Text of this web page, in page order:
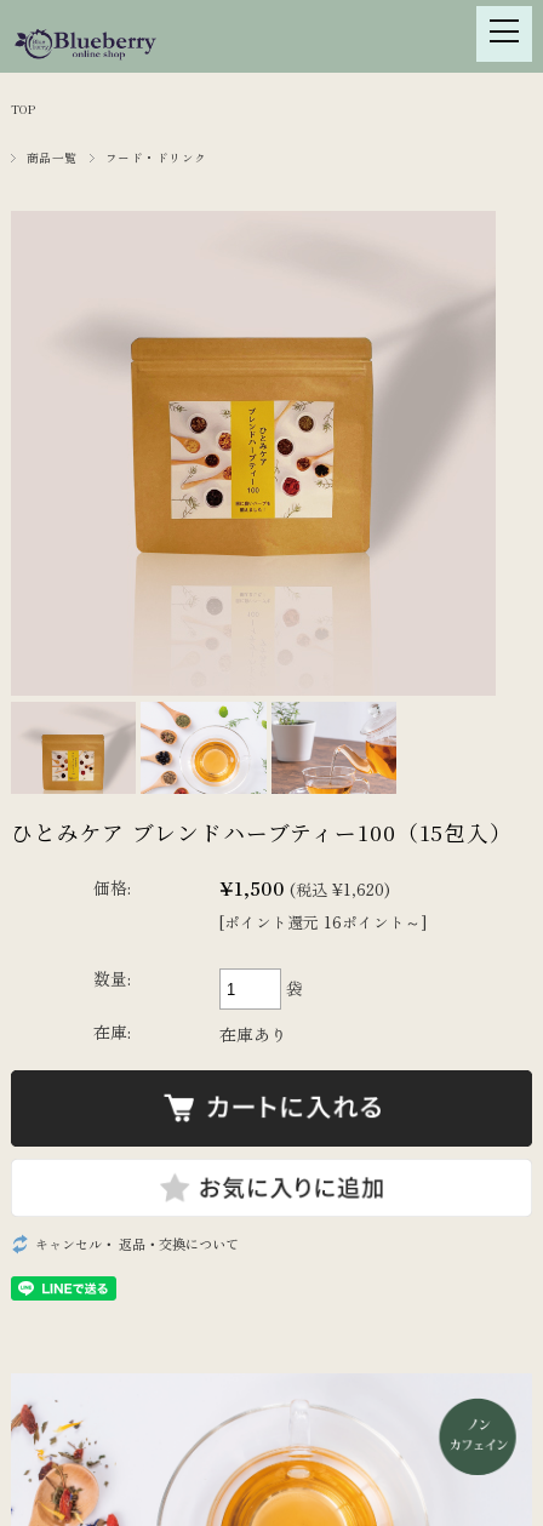
TOP
商品一覧 フード・ドリンク
ひとみケア ブレンドハーブティー100（15包入）
価格: ¥1,500 (税込 ¥1,620)
[ポイント還元 16ポイント～]
数量:
袋
在庫:
在庫あり
キャンセル・ 返品・交換について